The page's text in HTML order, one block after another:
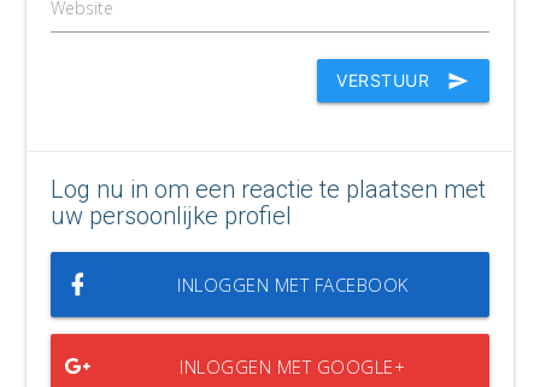
Website
VERSTUUR
Log nu in om een reactie te plaatsen met
uw persoonlijke profiel
INLOGGEN MET FACEBOOK
INLOGGEN MET GOOGLE+